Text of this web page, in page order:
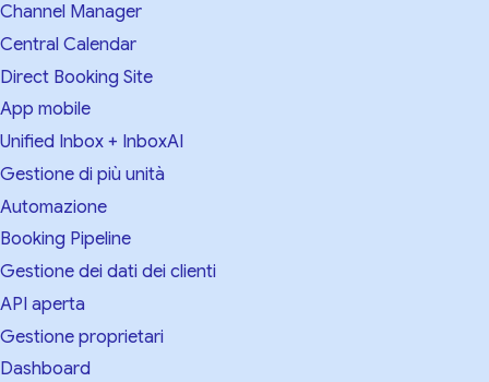
Channel Manager
Central Calendar
Direct Booking Site
App mobile
Unified Inbox + InboxAI
Gestione di più unità
Automazione
Booking Pipeline
Gestione dei dati dei clienti
API aperta
Gestione proprietari
Dashboard